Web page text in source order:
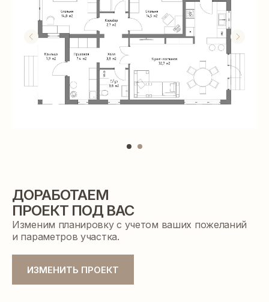
ДОРАБОТАЕМ
ПРОЕКТ ПОД ВАС
Изменим планировку с учетом ваших пожеланий
и параметров участка.
ИЗМЕНИТЬ ПРОЕКТ
стоимости строительства
ПРЕЗЕНТАЦИЯ ДОМА